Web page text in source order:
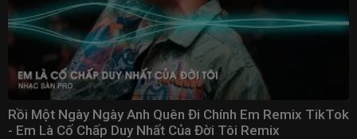
Rồi Một Ngày Ngày Anh Quên Đi Chính Em Remix TikTok
- Em Là Cố Chấp Duy Nhất Của Đời Tôi Remix